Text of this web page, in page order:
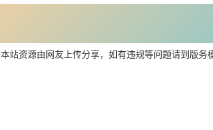
本站资源由网友上传分享，如有违规等问题请到版务